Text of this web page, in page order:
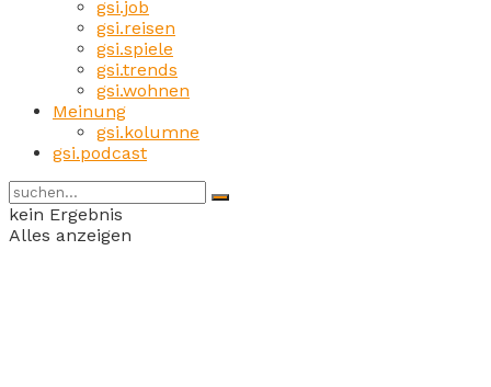
gsi.job
gsi.reisen
gsi.spiele
gsi.trends
gsi.wohnen
Meinung
gsi.kolumne
gsi.podcast
kein Ergebnis
Alles anzeigen